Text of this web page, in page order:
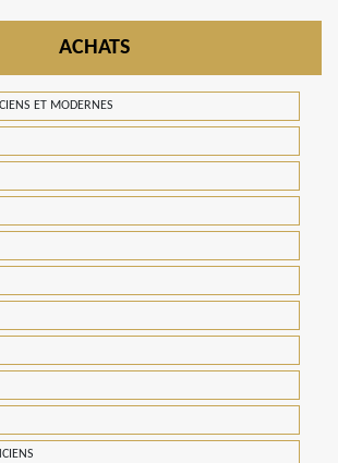
ACHATS
ET MODERNES